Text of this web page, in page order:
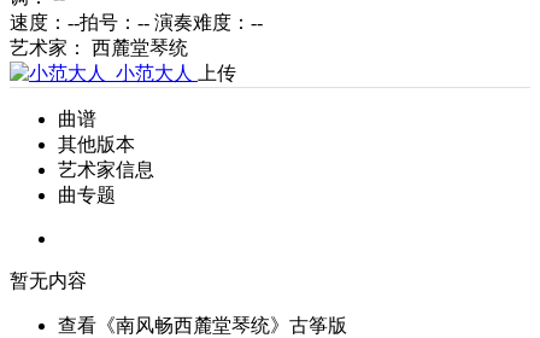
速度：--拍号：-- 演奏难度： --
艺术家： 西麓堂琴统
小范大人
上传
曲谱
其他版本
艺术家信息
曲专题
暂无内容
查看《南风畅西麓堂琴统》古筝版